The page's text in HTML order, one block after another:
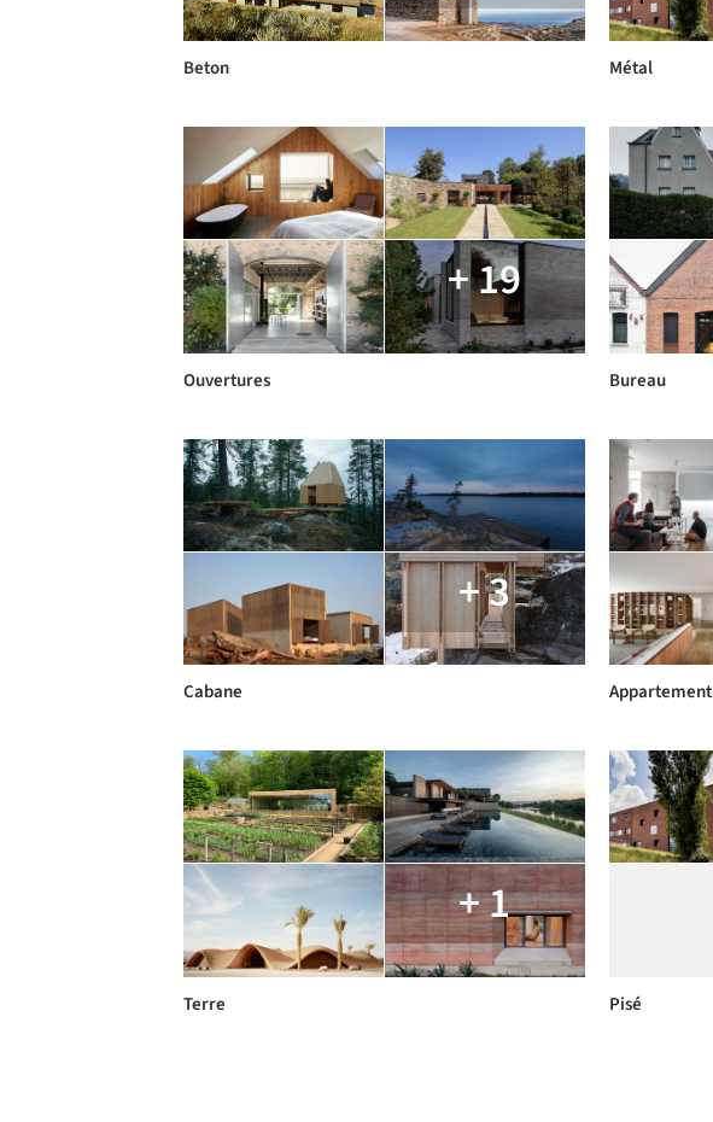
Beton Métal
+ 19
Ouvertures Bureau
+ 3
Cabane Appartement
+ 1
Terre Pisé